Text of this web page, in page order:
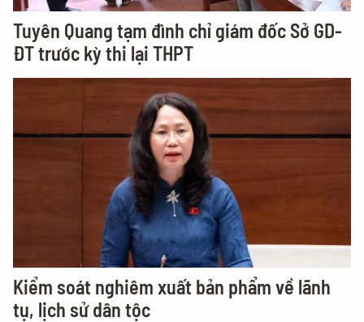
Tuyên Quang tạm đình chỉ giám đốc Sở GD-
ĐT trước kỳ thi lại THPT
Kiểm soát nghiêm xuất bản phẩm về lãnh
tụ, lịch sử dân tộc